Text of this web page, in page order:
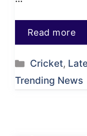
Read more
Categories
Cricket,
Trending News